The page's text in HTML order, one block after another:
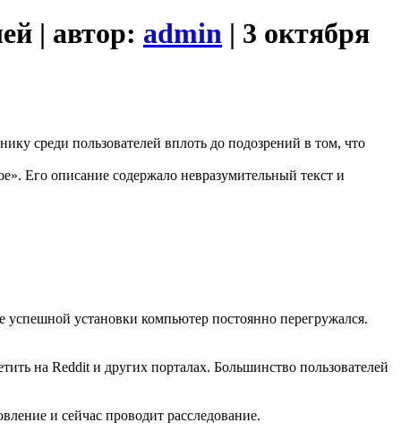
| автор: admin | 3 октября
среди пользователей вплоть до подозрений в том, что
Его описание содержало невразумительный текст и
успешной установки компьютер постоянно перегружался.
на Reddit и других порталах. Большинство пользователей
и сейчас проводит расследование.